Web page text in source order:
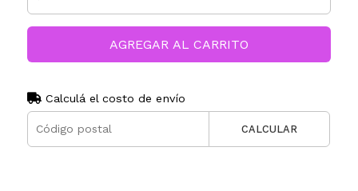
AGREGAR AL CARRITO
Calculá el costo de envío
CALCULAR